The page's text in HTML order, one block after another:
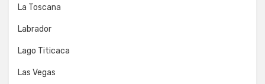
La Toscana
Labrador
Lago Titicaca
Las Vegas